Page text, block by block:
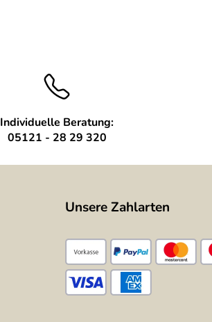
Individuelle Beratung:
05121 - 28 29 320
Unsere Zahlarten